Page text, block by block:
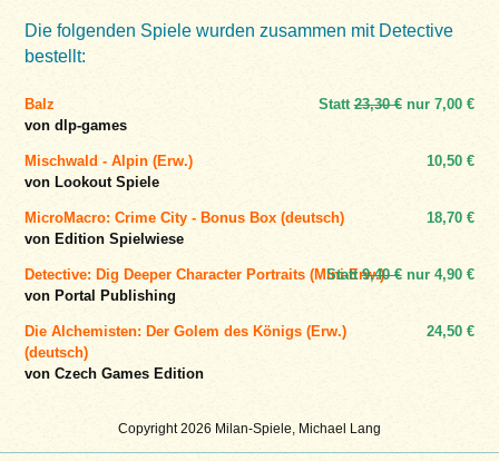
Copyright 2026 Milan-Spiele, Michael Lang
Die folgenden Spiele wurden zusammen mit Detective
bestellt:
Balz
von dlp-games
Statt23,30 €nur 7,00 €
Mischwald - Alpin (Erw.)
von Lookout Spiele
10,50 €
MicroMacro: Crime City - Bonus Box (deutsch)
von Edition Spielwiese
18,70 €
Detective: Dig Deeper Character Portraits (Mini-Erw.)
von Portal Publishing
Statt9,40 €nur 4,90 €
Die Alchemisten: Der Golem des Königs (Erw.)
(deutsch)
von Czech Games Edition
24,50 €